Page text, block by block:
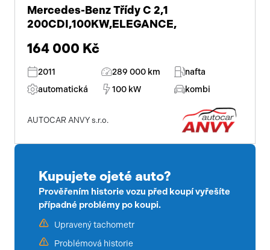
Mercedes-Benz Třídy C 2,1
200CDI,100KW,ELEGANCE,
164 000 Kč
2011 289 000 km
nafta
automatická
100 kW kombi
AUTOCAR ANVY s.r.o.
Kupujete ojeté auto?
Prověřením historie vozu před koupí vyřešíte
případné problémy po koupi.
Upravený tachometr
Problémová historie